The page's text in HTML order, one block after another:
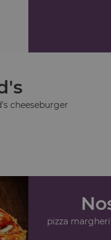
cheeseburger
pizza